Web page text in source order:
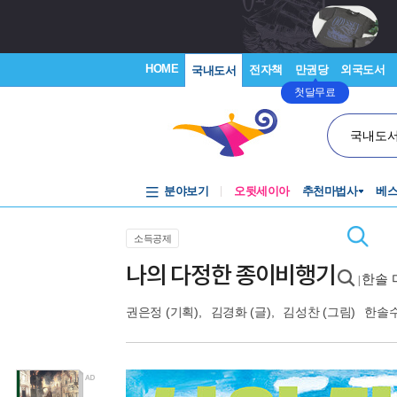
HOME 국내도서 전자책 만권당
첫달무료
외국도서
국내도
분야보기 오뒷세이아 추천마법사 베
소득공제
나의 다정한 종이비행기 한솔
권은정 (기획), 김경화(글), 김성찬(그림) 한솔